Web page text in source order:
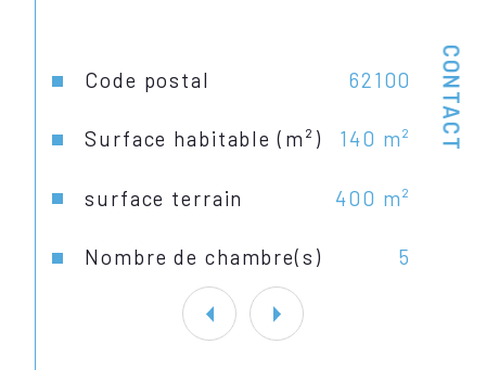
CONTACT
Caractéristiques Valeurs
Code postal 62100
Surface habitable (m²) 140 m²
surface terrain 400 m²
Nombre de chambre(s) 5